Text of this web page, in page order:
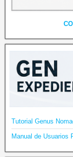
Tutorial Genus
Manual de Usuarios